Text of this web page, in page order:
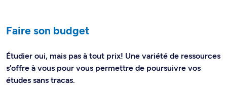
Faire son budget
Étudier oui, mais pas à tout prix! Une variété de ressources
s’offre à vous pour vous permettre de poursuivre vos
études sans tracas.